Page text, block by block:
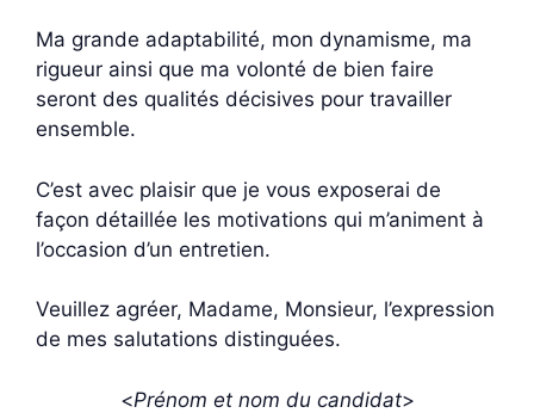
Ma grande adaptabilité, mon dynamisme, ma
rigueur ainsi que ma volonté de bien faire
seront des qualités décisives pour travailler
ensemble.
C’est avec plaisir que je vous exposerai de
façon détaillée les motivations qui m’animent à
l’occasion d’un entretien.
Veuillez agréer, Madame, Monsieur, l’expression
de mes salutations distinguées.
<Prénom et nom du candidat>